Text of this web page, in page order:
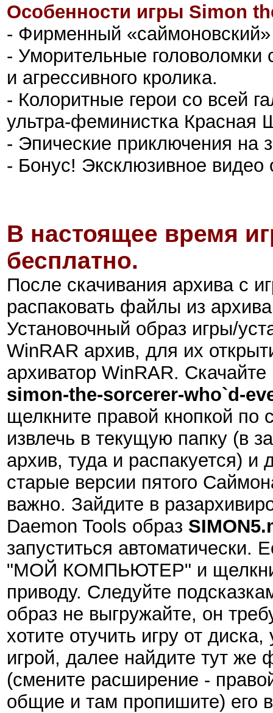
Особенности игры Simon
- Фирменный
- Уморительные
и агрессивного кролика.
- Колоритные герои со всей
ультра-феминистка Красная
- Эпические приключения на
- Бонус! Эксклюзивное
В настоящее время
бесплатно.
После скачивания архива с
распаковать файлы из
Установочный образ игры/
WinRAR архив, для их
архиватор WinRAR.
simon-the-sorcerer-who`d-
щелкните правой кнопкой по
извлечь в текущую папку (в
архив, туда и распакуется) и
старые версии пятого
важно. Зайдите в
Daemon Tools образ
запуститься автоматически.
"МОЙ КОМПЬЮТЕР" и
приводу. Следуйте
образ не выгружайте, он
хотите отучить игру от
игрой, далее найдите тут
(смените расширение -
общие и там пропишите) его